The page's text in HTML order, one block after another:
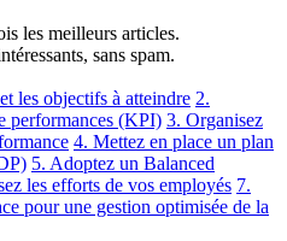
les meilleurs articles.
sans spam.
les objectifs à atteindre 2.
performances (KPI) 3. Organisez
4. Mettez en place un plan
5. Adoptez un Balanced
les efforts de vos employés 7.
pour une gestion optimisée de la